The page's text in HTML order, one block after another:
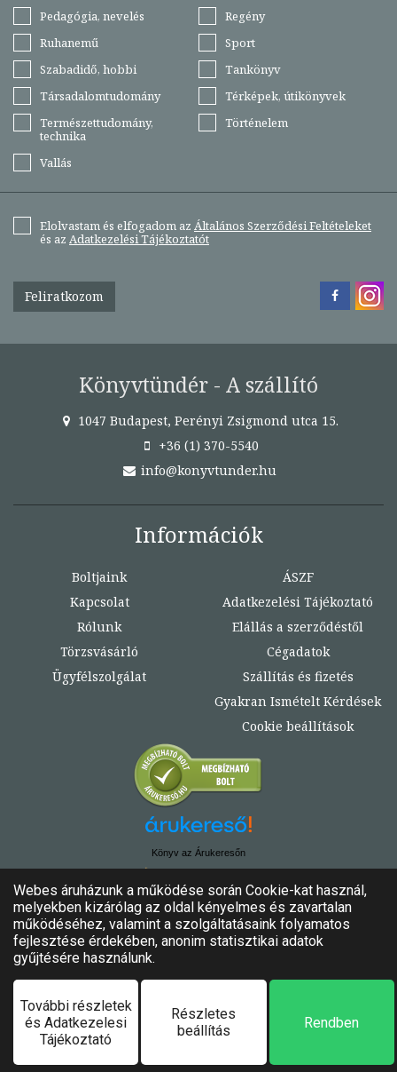
Pedagógia, nevelés
Regény
Ruhanemű
Sport
Szabadidő, hobbi
Tankönyv
Társadalomtudomány
Térképek, útikönyvek
Természettudomány,
technika
Történelem
Vallás
Elolvastam és elfogadom az Általános Szerződési Feltételeket
és az Adatkezelési Tájékoztatót
Feliratkozom
Könyvtündér - A szállító
1047 Budapest, Perényi Zsigmond utca 15.
+36 (1) 370-5540
info@konyvtunder.hu
Információk
Boltjaink
Kapcsolat
Rólunk
Törzsvásárló
Ügyfélszolgálat
ÁSZF
Adatkezelési Tájékoztató
Elállás a szerződéstől
Cégadatok
Szállítás és fizetés
Gyakran Ismételt Kérdések
Cookie beállítások
Könyv az Árukeresőn
Minden jog fenntartva!
Felhasználási feltételek